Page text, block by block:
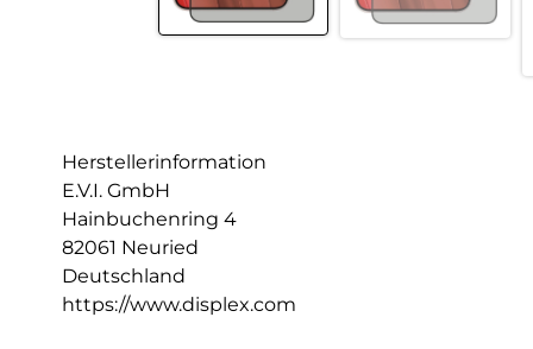
Herstellerinformation
E.V.I. GmbH
Hainbuchenring 4
82061 Neuried
Deutschland
https://www.displex.com